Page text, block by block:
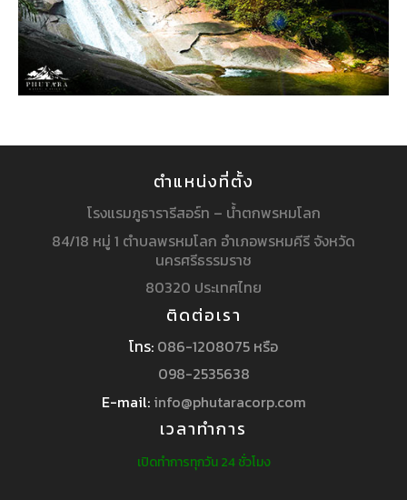
ตำแหน่งที่ตั้ง
โรงแรมภูธารารีสอร์ท – น้ำตกพรหมโลก
84/18 หมู่ 1 ตำบลพรหมโลก อำเภอพรหมคีรี จังหวัด
นครศรีธรรมราช
80320 ประเทศไทย
ติดต่อเรา
โทร: 086-1208075 หรือ
098-2535638
E-mail: info@phutaracorp.com
เวลาทำการ
เปิดทำการทุกวัน 24 ชั่วโมง